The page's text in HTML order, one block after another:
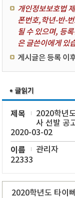
개인정보보호법
폰번호,학년-반-
될 수 있으며, 등
은 글쓴이에게 있
게시글은 등록 이
제목
2020학년
사 선발 공
2020-03-02
이름 관리자
22333
2020학년도 타이